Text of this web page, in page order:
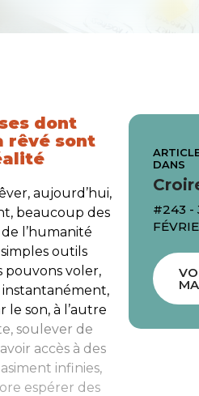
dont
rêvé sont
aujourd’hui,
beaucoup des
l’humanité
outils
pouvons voler,
le son, à l’autre
soulever de
accès à des
infinies,
espérer des
DANS
#243 -